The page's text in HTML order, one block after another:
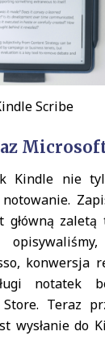
Scribe
Kindle nie
zaletą
konwersja
notatek
Teraz
wysłanie do